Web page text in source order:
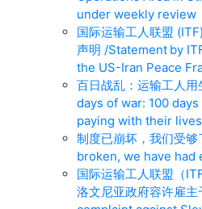
under weekly review
国际运输工人联盟
声明 /Statement by
the US-Iran Peace
百日战乱：运输工人
days of war: 100
paying with their lives
制度已崩坏，我们受
broken, we have had
国际运输工人联盟（
洛文尼亚政府容许雇